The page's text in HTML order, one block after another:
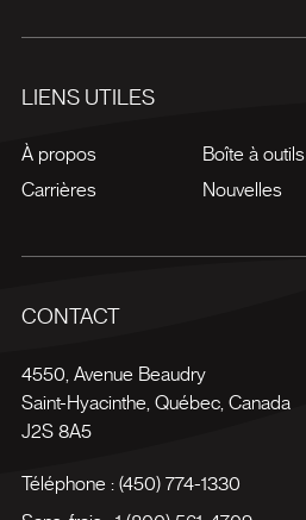
LIENS UTILES
À propos
Carrières
Boîte à outils
Nouvelles
CONTACT
4550, Avenue Beaudry
Saint-Hyacinthe Québec, Canada
J2S 8A5
Téléphone : (450) 774-1330